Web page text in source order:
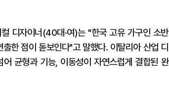
디자이너(40대·여)는 "한국 고유 가구인 소반
한 점이 돋보인다"고 말했다. 이탈리아 산업 디
균형과 기능, 이동성이 자연스럽게 결합된 완